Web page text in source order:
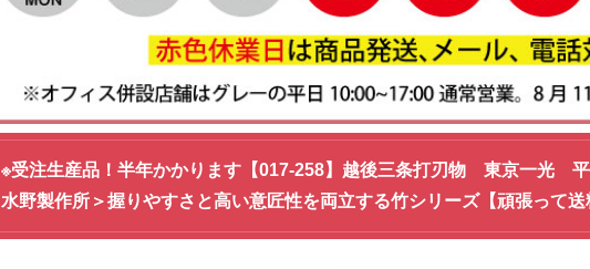
※受注生産品！半年かかります【017-258】越後三条打刃物 東京一
水野製作所＞握りやすさと高い意匠性を両立する竹シリーズ【頑張って